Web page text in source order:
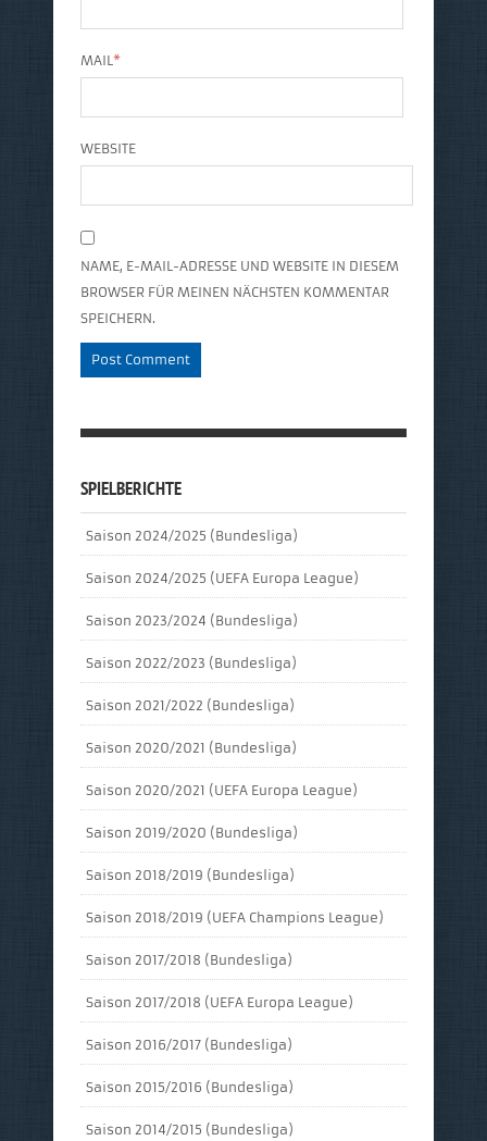
MAIL *
WEBSITE
NAME, E-MAIL-ADRESSE UND WEBSITE IN DIESEM
BROWSER FÜR MEINEN NÄCHSTEN KOMMENTAR
SPEICHERN.
SPIELBERICHTE
Saison 2024/2025 (Bundesliga)
Saison 2024/2025 (UEFA Europa League)
Saison 2023/2024 (Bundesliga)
Saison 2022/2023 (Bundesliga)
Saison 2021/2022 (Bundesliga)
Saison 2020/2021 (Bundesliga)
Saison 2020/2021 (UEFA Europa League)
Saison 2019/2020 (Bundesliga)
Saison 2018/2019 (Bundesliga)
Saison 2018/2019 (UEFA Champions League)
Saison 2017/2018 (Bundesliga)
Saison 2017/2018 (UEFA Europa League)
Saison 2016/2017 (Bundesliga)
Saison 2015/2016 (Bundesliga)
Saison 2014/2015 (Bundesliga)